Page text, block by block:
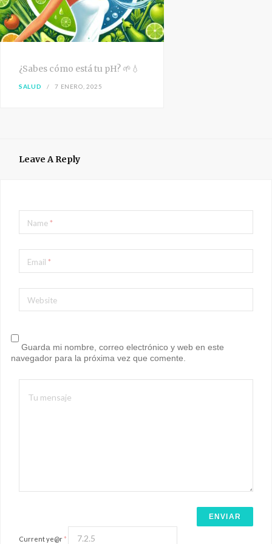
¿Sabes cómo está tu pH? 🌱💧
SALUD 7 ENERO, 2025
Leave A Reply
Name*
Email *
Website
Guarda mi nombre, correo electrónico y web en este
navegador para la próxima vez que comente.
Current ye@r *